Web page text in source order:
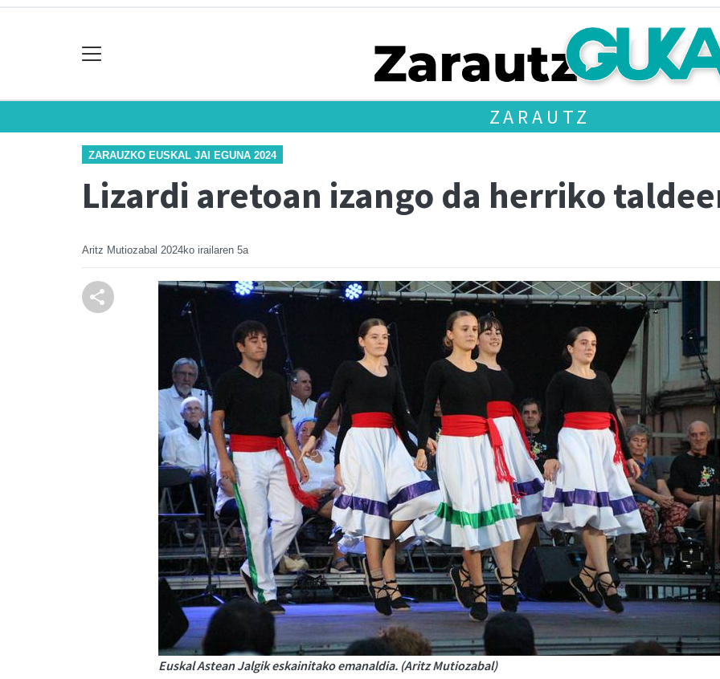
ZARAUTZ
ZARAUZKO EUSKAL JAI EGUNA 2024
Lizardi aretoan izango da herriko
Aritz Mutiozabal 2024ko irailaren 5a
Euskal Astean Jalgik eskainitako emanaldia. (Aritz Mutiozabal)